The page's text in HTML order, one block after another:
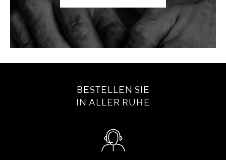
BESTELLEN SIE
IN ALLER RUHE